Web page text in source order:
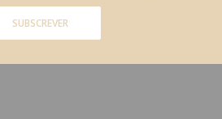
SUBSCREVER